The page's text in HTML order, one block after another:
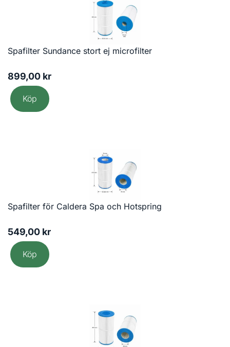
Spafilter Sundance stort ej microfilter
899,00 kr
Köp
Spafilter för Caldera Spa och Hotspring
549,00 kr
Köp